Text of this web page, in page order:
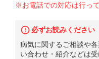
※お電話での対応は行っ
必ずお読みください
病気に関するご相談や
い合わせ・紹介などは